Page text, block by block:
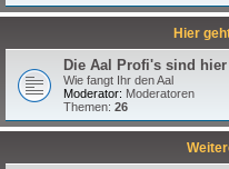
Hier
Die Aal Profi's sind
Wie fangt Ihr den Aal
Moderator: Moderatoren
Themen: 26